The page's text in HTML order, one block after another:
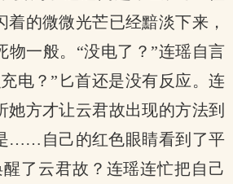
着的微微光芒已经黯淡下来，
物一般。“没电了？”连瑶自言
电？”匕首还是没有反应。连
她方才让云君故出现的方法到
……自己的红色眼睛看到了平
了云君故？连瑶连忙把自己